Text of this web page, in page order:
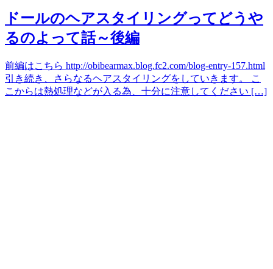
ドールのヘアスタイリングってどうや
るのよって話～後編
前編はこちら http://obibearmax.blog.fc2.com/blog-entry-157.html
引き続き、さらなるヘアスタイリングをしていきます。 こ
こからは熱処理などが入る為、十分に注意してください […]